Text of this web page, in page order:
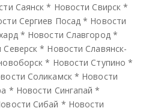
Саянск * Новости Свирск *
Сергиев Посад * Новости
* Новости Славгород *
Северск * Новости Славянск-
* Новости Ступино *
Соликамск * Новости
* Новости Сингапай *
Сибай * Новости